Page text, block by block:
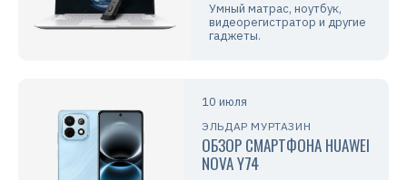
Умный матрас, ноутбук,
видеорегистратор и другие
гаджеты.
10 июля
ЭЛЬДАР МУРТАЗИН
ОБЗОР СМАРТФОНА HUAWEI
NOVA Y74